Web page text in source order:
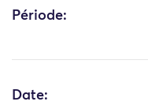
Période:
Date: